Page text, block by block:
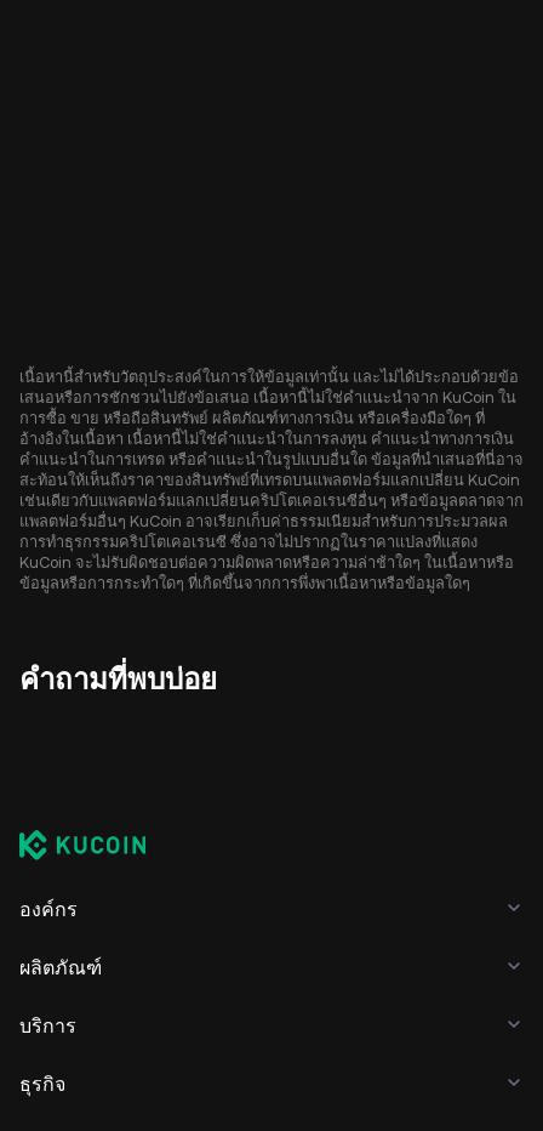
เนื้อหานี้สำหรับวัตถุประสงค์ในการให้ข้อมูลเท่านั้น และไม่ได้ประกอบด้วยข้อ
เสนอหรือการชักชวนไปยังข้อเสนอ เนื้อหานี้ไม่ใช่คำแนะนำจาก KuCoin ใน
การซื้อ ขาย หรือถือสินทรัพย์ ผลิตภัณฑ์ทางการเงิน หรือเครื่องมือใดๆ ที่
อ้างอิงในเนื้อหา เนื้อหานี้ไม่ใช่คำแนะนำในการลงทุน คำแนะนำทางการเงิน
คำแนะนำในการเทรด หรือคำแนะนำในรูปแบบอื่นใด ข้อมูลที่นำเสนอที่นี่อาจ
สะท้อนให้เห็นถึงราคาของสินทรัพย์ที่เทรดบนแพลตฟอร์มแลกเปลี่ยน KuCoin
เช่นเดียวกับแพลตฟอร์มแลกเปลี่ยนคริปโตเคอเรนซีอื่นๆ หรือข้อมูลตลาดจาก
แพลตฟอร์มอื่นๆ KuCoin อาจเรียกเก็บค่าธรรมเนียมสำหรับการประมวลผล
การทำธุรกรรมคริปโตเคอเรนซี ซึ่งอาจไม่ปรากฏในราคาแปลงที่แสดง
KuCoin จะไม่รับผิดชอบต่อความผิดพลาดหรือความล่าช้าใดๆ ในเนื้อหาหรือ
ข้อมูลหรือการกระทำใดๆ ที่เกิดขึ้นจากการพึ่งพาเนื้อหาหรือข้อมูลใดๆ
คำถามที่พบบ่อย
องค์กร
ผลิตภัณฑ์
บริการ
ธุรกิจ